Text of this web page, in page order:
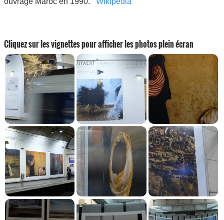
Cliquez sur les vignettes pour afficher les photos plein écran